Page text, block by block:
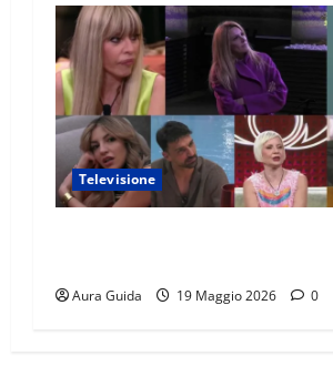
Televisione
Aura Guida 19 Maggio 2026 0